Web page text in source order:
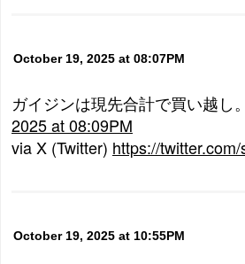
October 19, 2025 at 08:07PM
ガイジンは現先合計で買い越
2025 at 08:09PM
via X (Twitter) https://
October 19, 2025 at 10:55PM